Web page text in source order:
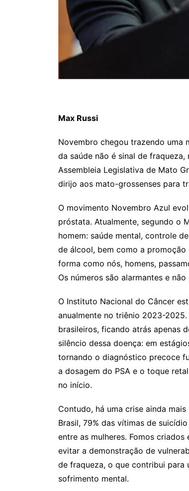
Max Russi
Novembro chegou trazendo uma
da saúde não é sinal de
Assembleia Legislativa de Mato
dirijo aos mato-grossenses para
O movimento Novembro Azul
próstata. Atualmente, segundo o
homem: saúde mental, controle
de álcool, bem como a promoção
forma como nós, homens,
Os números são alarmantes e
O Instituto Nacional do Câncer
anualmente no triênio 2023-
brasileiros, ficando atrás apenas
silêncio dessa doença: em
tornando o diagnóstico precoce
a dosagem do PSA e o toque
no início.
Contudo, há uma crise ainda
Brasil, 79% das vítimas de
entre as mulheres. Fomos
evitar a demonstração de
de fraqueza, o que contribui para
sofrimento mental.